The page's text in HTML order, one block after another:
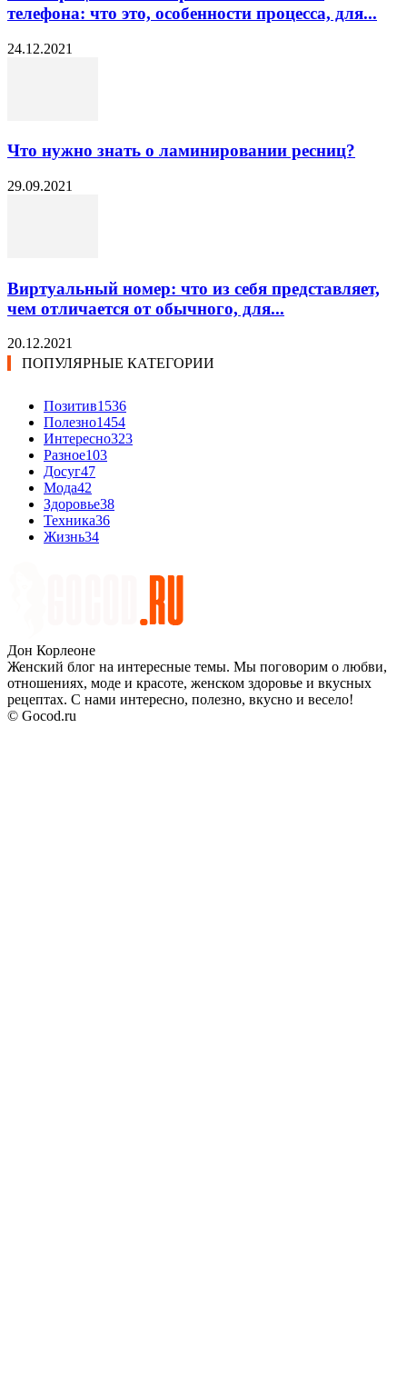
телефона: что это, особенности процесса, для...
24.12.2021
Что нужно знать о ламинировании ресниц?
29.09.2021
Виртуальный номер: что из себя представляет,
чем отличается от обычного, для...
20.12.2021
ПОПУЛЯРНЫЕ КАТЕГОРИИ
Позитив1536
Полезно1454
Интересно323
Разное103
Досуг47
Мода42
Здоровье38
Техника36
Жизнь34
Дон Корлеоне
Женский блог на интересные темы. Мы поговорим о любви,
отношениях, моде и красоте, женском здоровье и вкусных
рецептах. С нами интересно, полезно, вкусно и весело!
© Gocod.ru